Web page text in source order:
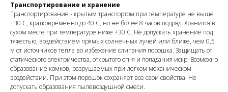
Транспортирование и хранение
Транспортирование - крытым транспортом при температуре не выше
+30 С, кратковременно до 40 С, но не более 8 часов подряд. Хранится в
сухом месте при температуре ниже +30 С. Не допускать хранение под
тяжестью, воздействием прямых солнечных лучей или ближе, чем 0,5
м от источников тепла во избежание слипания порошка. Защищать от
статического электричества, открытого огня и попадания искр. Возможно
образование комков, разрушаемых при легком механическом
воздействии. При этом порошок сохраняет все свои свойства. Не
допускать образования пылевоздушной смеси.